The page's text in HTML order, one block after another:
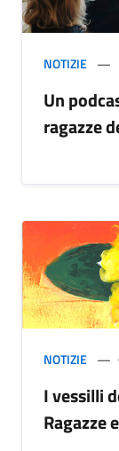
NOTIZIE
Un
ragazze
NOTIZIE
I vessilli
Ragazze